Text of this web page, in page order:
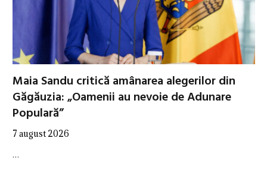
Maia Sandu critică amânarea alegerilor din
Găgăuzia: „Oamenii au nevoie de Adunare
Populară”
7 august 2026
…